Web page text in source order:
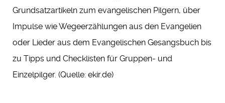
Grundsatzartikeln zum evangelischen Pilgern, über
Impulse wie Wegeerzählungen aus den Evangelien
oder Lieder aus dem Evangelischen Gesangsbuch bis
zu Tipps und Checklisten für Gruppen- und
Einzelpilger. (Quelle: ekir.de)